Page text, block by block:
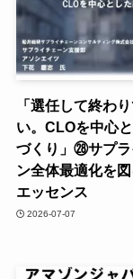
「選任して終わ
い。CLOを中心
づくり」㉘サプ
ン全体最適化を
エッセンス
2026-07-07